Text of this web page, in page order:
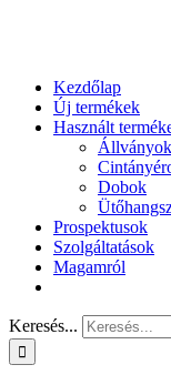
Kezdőlap
Új termékek
Használt
Állványok
Dobok
Prospektusok
Szolgáltatások
Magamról
Keresés...